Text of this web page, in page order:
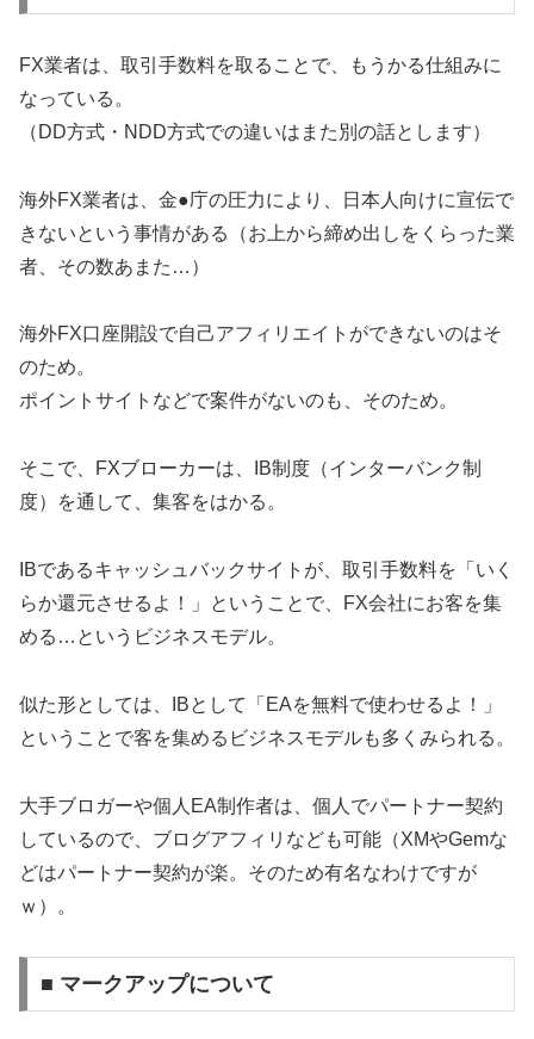
FX業者は、取引手数料を取ることで、もうかる仕組みに
なっている。
（DD方式・NDD方式での違いはまた別の話とします）
海外FX業者は、金●庁の圧力により、日本人向けに宣伝で
きないという事情がある（お上から締め出しをくらった業
者、その数あまた…）
海外FX口座開設で自己アフィリエイトができないのはそ
のため。
ポイントサイトなどで案件がないのも、そのため。
そこで、FXブローカーは、IB制度（インターバンク制
度）を通して、集客をはかる。
IBであるキャッシュバックサイトが、取引手数料を「いく
らか還元させるよ！」ということで、FX会社にお客を集
める…というビジネスモデル。
似た形としては、IBとして「EAを無料で使わせるよ！」
ということで客を集めるビジネスモデルも多くみられる。
大手ブロガーや個人EA制作者は、個人でパートナー契約
しているので、ブログアフィリなども可能（XMやGemな
どはパートナー契約が楽。そのため有名なわけですが
ｗ）。
■ マークアップについて